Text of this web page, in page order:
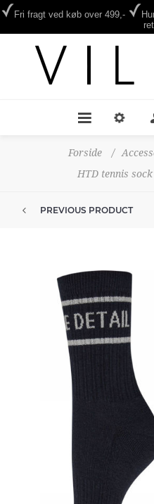
Fri fragt ved køb over 499,-
Forside /
HTD tennis
PREVIOUS PRODUCT